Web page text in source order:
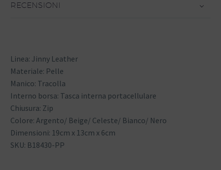
RECENSIONI
Linea: Jinny Leather
Materiale: Pelle
Manico: Tracolla
Interno borsa: Tasca interna portacellulare
Chiusura: Zip
Colore: Argento/ Beige/ Celeste/ Bianco/ Nero
Dimensioni: 19cm x 13cm x 6cm
SKU: B18430-PP